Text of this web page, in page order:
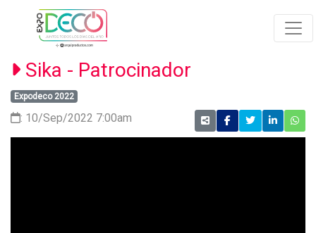
Sika - Patrocinador
Expodeco 2022
: 10/Sep/2022 7:00am